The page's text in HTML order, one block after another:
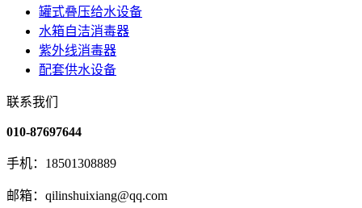
罐式叠压给水设备
水箱自洁消毒器
紫外线消毒器
配套供水设备
联系我们
010-87697644
手机：18501308889
邮箱：qilinshuixiang@qq.com